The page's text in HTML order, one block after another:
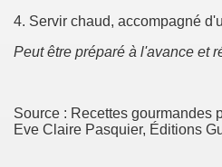
4. Servir chaud, accompagné
Peut être préparé à l'avance et
Source : Recettes gourmandes
Eve Claire Pasquier, Éditions